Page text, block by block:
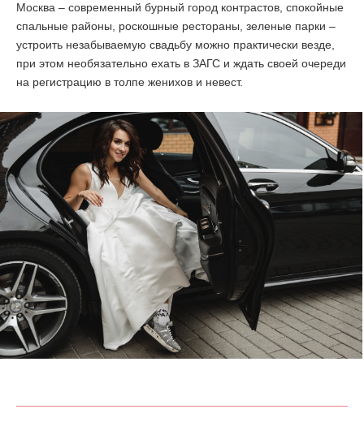
О НАС
ПРЕССА О НАС
ОТЗЫВЫ
КОНТАКТЫ
Москва – современный бурный город контрастов, спокойные
спальные районы, роскошные рестораны, зеленые парки –
устроить незабываемую свадьбу можно практически везде,
при этом необязательно ехать в ЗАГС и ждать своей очереди
на регистрацию в толпе женихов и невест.